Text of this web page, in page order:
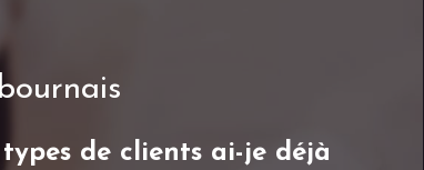
de clients ai-je déjà